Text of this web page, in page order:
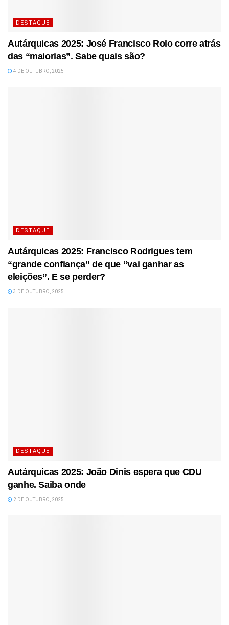
DESTAQUE
Autárquicas 2025: José Francisco Rolo corre atrás
das “maiorias”. Sabe quais são?
4 DE OUTUBRO, 2025
DESTAQUE
Autárquicas 2025: Francisco Rodrigues tem
“grande confiança” de que “vai ganhar as
eleições”. E se perder?
3 DE OUTUBRO, 2025
DESTAQUE
Autárquicas 2025: João Dinis espera que CDU
ganhe. Saiba onde
2 DE OUTUBRO, 2025